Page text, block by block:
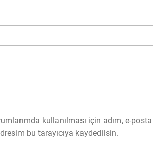
kullanılması için adım, e-posta
bu tarayıcıya kaydedilsin.